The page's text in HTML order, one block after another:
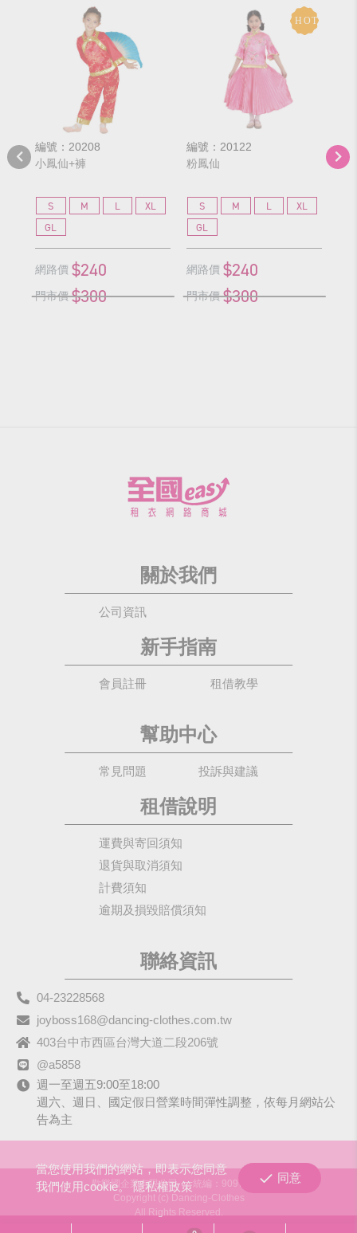
編號：20208
小鳳仙+褲
S M L
XL
GL
網路價 $240
門市價 $300
編號：20122
粉鳳仙
S M L
XL
GL
網路價 $240
門市價 $300
編
紅
關於我們
公司資訊
新手指南
會員註冊 租借教學
幫助中心
常見問題 投訴與建議
租借說明
運費與寄回須知
退貨與取消須知
計費須知
逾期及損毀賠償須知
聯絡資訊
04-23228568
joyboss168@dancing-clothes.com.tw
403台中市西區台灣大道二段206號
@a5858
週一至週五9:00至18:00
週六、週日、國定假日營業時間彈性調整，依每月網站公
告為主
歡樂國企業有限公司
統編：90979680
Copyright (c) Dancing-Clothes
All Rights Reserved.
當您使用我們的網站，即表示您同意
我們使用cookie。隱私權政策
同意